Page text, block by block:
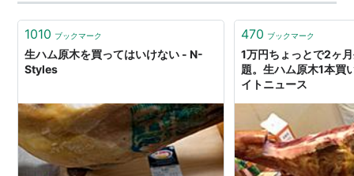
た。なんと、ケヤキの原木を大量に譲ってもらえるとの
こと！ 正確な量はまだ把握できてい…
1010 ブックマーク
生ハム原木を買ってはいけない - N-
Styles
470 ブックマーク
1万円ちょっとで2ヶ
題。生ハム原木1本買
イトニュース